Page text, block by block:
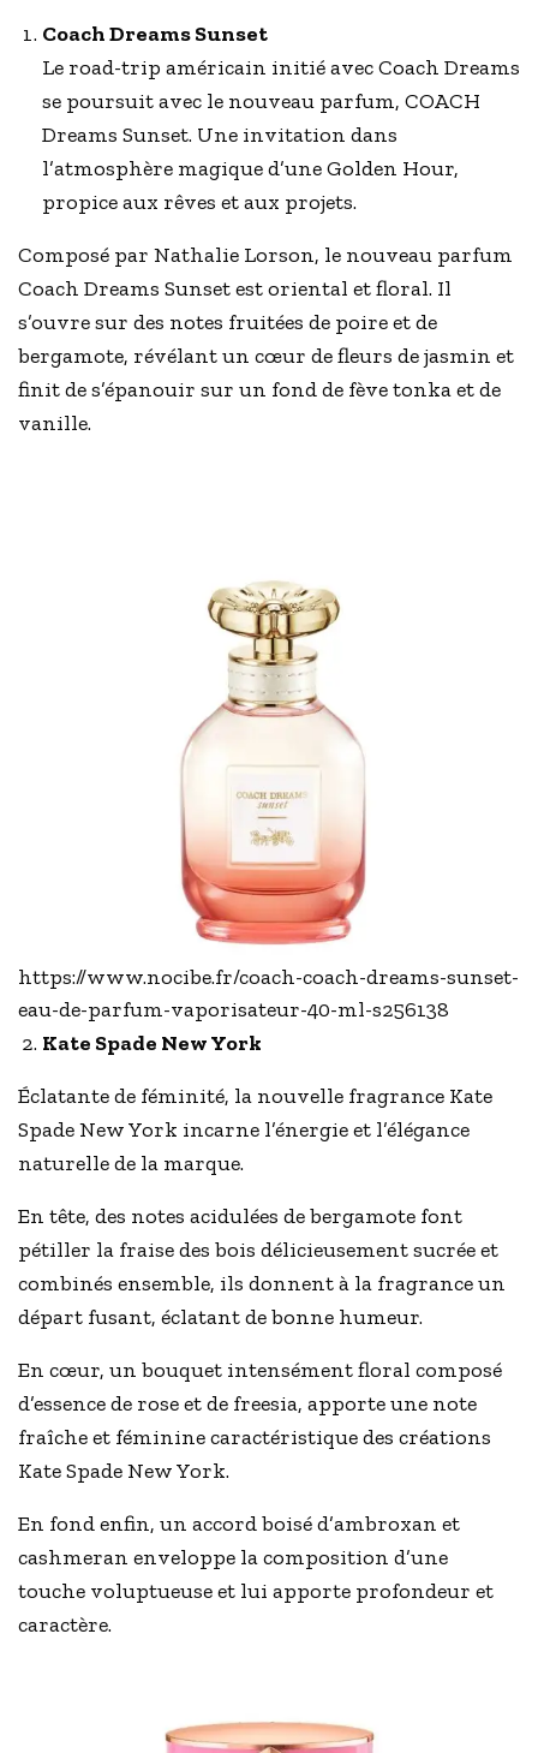
Coach Dreams Sunset
Le road-trip américain initié avec Coach Dreams
se poursuit avec le nouveau parfum, COACH
Dreams Sunset. Une invitation dans
l’atmosphère magique d’une Golden Hour,
propice aux rêves et aux projets.
Composé par Nathalie Lorson, le nouveau parfum
Coach Dreams Sunset est oriental et floral. Il
s’ouvre sur des notes fruitées de poire et de
bergamote, révélant un cœur de fleurs de jasmin et
finit de s’épanouir sur un fond de fève tonka et de
vanille.
https://www.nocibe.fr/coach-coach-dreams-sunset-
eau-de-parfum-vaporisateur-40-ml-s256138
Kate Spade New York
Éclatante de féminité, la nouvelle fragrance Kate
Spade New York incarne l’énergie et l’élégance
naturelle de la marque.
En tête, des notes acidulées de bergamote font
pétiller la fraise des bois délicieusement sucrée et
combinés ensemble, ils donnent à la fragrance un
départ fusant, éclatant de bonne humeur.
En cœur, un bouquet intensément floral composé
d’essence de rose et de freesia, apporte une note
fraîche et féminine caractéristique des créations
Kate Spade New York.
En fond enfin, un accord boisé d’ambroxan et
cashmeran enveloppe la composition d’une
touche voluptueuse et lui apporte profondeur et
caractère.